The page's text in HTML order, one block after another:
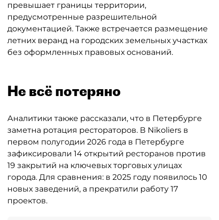
превышает границы территории,
предусмотренные разрешительной
документацией. Также встречается размещение
летних веранд на городских земельных участках
без оформленных правовых оснований.
Не всё потеряно
Аналитики также рассказали, что в Петербурге
заметна ротация рестораторов. В Nikoliers в
первом полугодии 2026 года в Петербурге
зафиксировали 14 открытий ресторанов против
19 закрытий на ключевых торговых улицах
города. Для сравнения: в 2025 году появилось 10
новых заведений, а прекратили работу 17
проектов.